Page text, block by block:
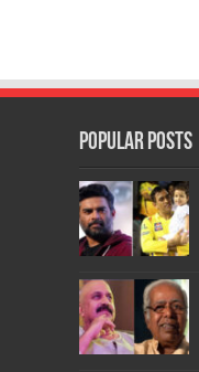
Popular Posts